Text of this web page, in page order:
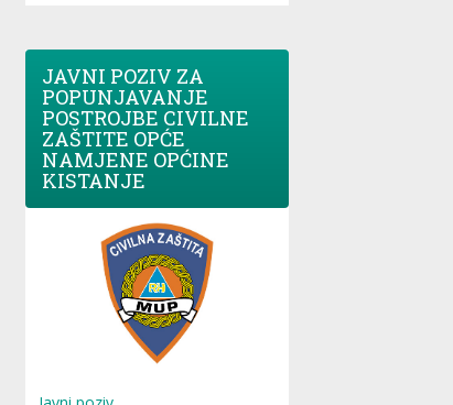
JAVNI POZIV ZA
POPUNJAVANJE
POSTROJBE CIVILNE
ZAŠTITE OPĆE
NAMJENE OPĆINE
KISTANJE